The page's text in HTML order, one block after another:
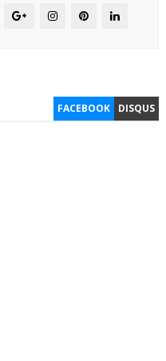
FACEBOOK DISQUS